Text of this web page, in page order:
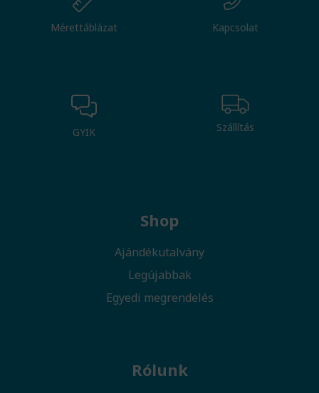
Mérettáblázat Kapcsolat
GYIK Szállítás
Shop
Ajándékutalvány
Legújabbak
Egyedi megrendelés
Rólunk